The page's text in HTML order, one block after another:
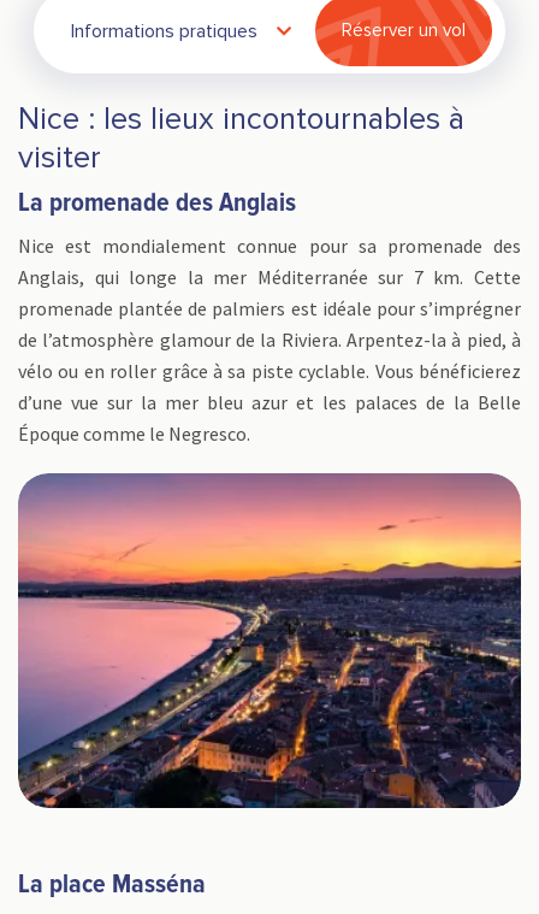
Informations pratiques Réserver un vol
Nice : les lieux incontournables à
visiter
La promenade des Anglais
Nice est mondialement connue pour sa promenade des
Anglais, qui longe la mer Méditerranée sur 7 km. Cette
promenade plantée de palmiers est idéale pour s’imprégner
de l’atmosphère glamour de la Riviera. Arpentez-la à pied, à
vélo ou en roller grâce à sa piste cyclable. Vous bénéficierez
d’une vue sur la mer bleu azur et les palaces de la Belle
Époque comme le Negresco.
La place Masséna